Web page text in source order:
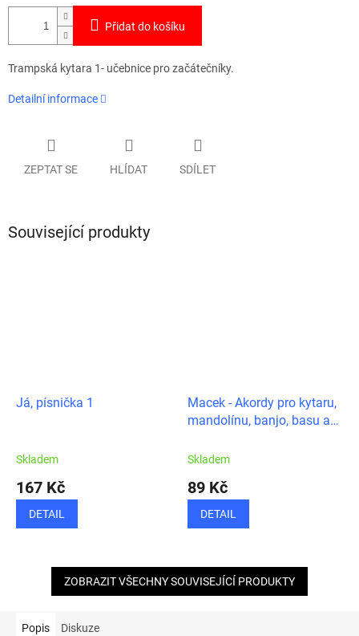
Přidat do košíku
Trampská kytara 1- učebnice pro začátečníky.
Detailní informace
ZEPTAT SE HLÍDAT SDÍLET
Související produkty
Já, písnička 1
Skladem
167 Kč
DETAIL
Macek - Akordy pro kytaru,
mandolínu, banjo, basu a
Skladem
89 Kč
DETAIL
ZOBRAZIT VŠECHNY SOUVISEJÍCÍ PRODUKTY
Popis Diskuze